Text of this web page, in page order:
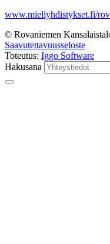
www.mieliyhdistykset.fi/
© Rovaniemen
Saavutettavuusseloste
Toteutus: Iggo Software
Hakusana